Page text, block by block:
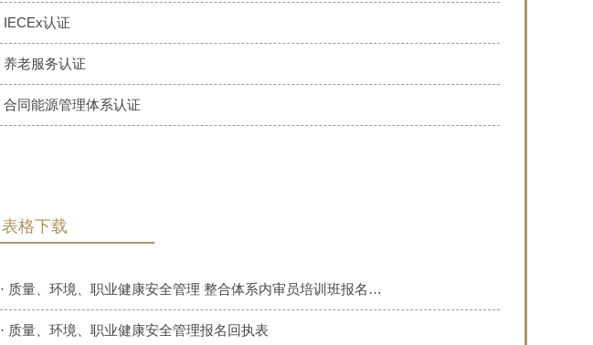
IECEx认证
养老服务认证
合同能源管理体系认证
表格下载
· 质量、环境、职业健康安全管理 整合体系内审员培训班报名…
· 质量、环境、职业健康安全管理报名回执表